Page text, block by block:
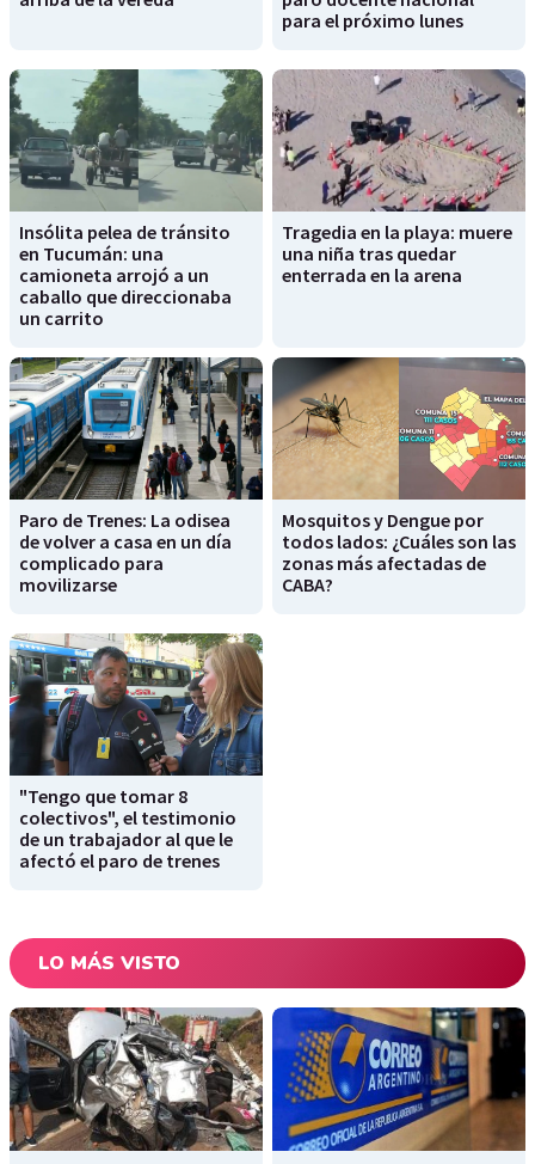
para el próximo lunes
Insólita pelea de tránsito
en Tucumán: una
camioneta arrojó a un
caballo que direccionaba
un carrito
Tragedia en la playa: muere
una niña tras quedar
enterrada en la arena
Paro de Trenes: La odisea
de volver a casa en un día
complicado para
movilizarse
Mosquitos y Dengue por
todos lados: ¿Cuáles son las
zonas más afectadas de
CABA?
"Tengo que tomar 8
colectivos", el testimonio
de un trabajador al que le
afectó el paro de trenes
LO MÁS VISTO